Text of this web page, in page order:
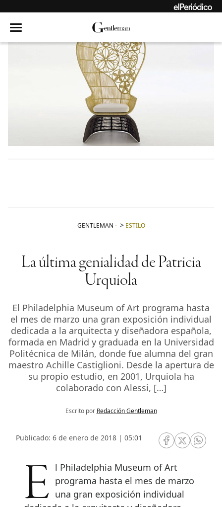
GENTLEMAN - ESTILO
La última genialidad de Patricia
Urquiola
El Philadelphia Museum of Art programa hasta
el mes de marzo una gran exposición individual
dedicada a la arquitecta y diseñadora española,
formada en Madrid y graduada en la Universidad
Politécnica de Milán, donde fue alumna del gran
maestro Achille Castiglioni. Desde la apertura de
su propio estudio, en 2001, Urquiola ha
colaborado con Alessi, […]
Escrito por Redacción Gentleman
Publicado: 6 de enero de 2018 | 05:01
RRSS Facebook
RRSSRRSS
El Philadelphia Museum of Art programa hasta el mes de marzo
una gran exposición individual